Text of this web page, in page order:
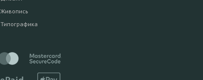
Живопись
Типографика